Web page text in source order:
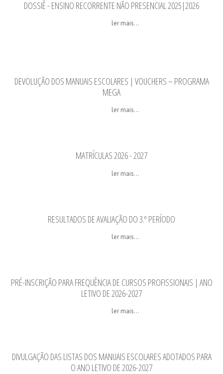
DOSSIÊ - ENSINO RECORRENTE NÃO PRESENCIAL 2025|2026
ler mais...
DEVOLUÇÃO DOS MANUAIS ESCOLARES | VOUCHERS – PROGRAMA
MEGA
ler mais...
MATRÍCULAS 2026 - 2027
ler mais...
RESULTADOS DE AVALIAÇÃO DO 3.º PERÍODO
ler mais...
PRÉ-INSCRIÇÃO PARA FREQUÊNCIA DE CURSOS PROFISSIONAIS | ANO
LETIVO DE 2026-2027
ler mais...
DIVULGAÇÃO DAS LISTAS DOS MANUAIS ESCOLARES ADOTADOS PARA
O ANO LETIVO DE 2026-2027